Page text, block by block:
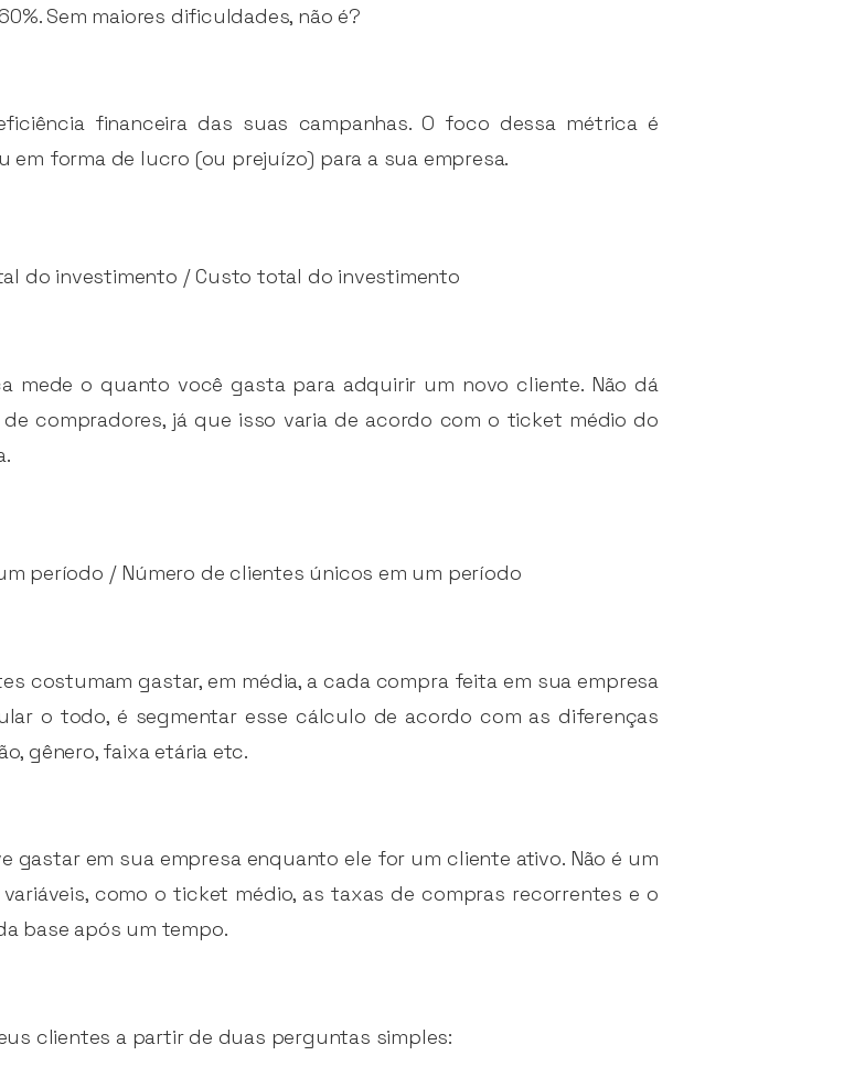
Sem maiores dificuldades, não é?
financeira das suas campanhas. O foco dessa métrica é
forma de lucro (ou prejuízo) para a sua empresa.
do investimento / Custo total do investimento
mede o quanto você gasta para adquirir um novo cliente. Não dá
compradores, já que isso varia de acordo com o ticket médio do
período / Número de clientes únicos em um período
costumam gastar, em média, a cada compra feita em sua empresa
o todo, é segmentar esse cálculo de acordo com as diferenças
gênero, faixa etária etc.
gastar em sua empresa enquanto ele for um cliente ativo. Não é um
como o ticket médio, as taxas de compras recorrentes e o
base após um tempo.
clientes a partir de duas perguntas simples: